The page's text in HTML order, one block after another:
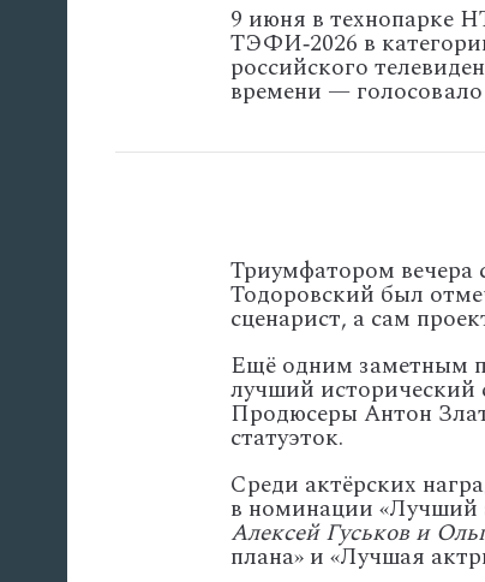
9 июня в технопарке
ТЭФИ‑2026 в
российского
времени — голосовало
Триумфатором вечера
Тодоровский был
сценарист, а сам
Ещё одним заметным
лучший исторический
Продюсеры Антон
статуэток.
Среди актёрских
в номинации «Лучший
АлексейГуськов и
плана» и «Лучшая